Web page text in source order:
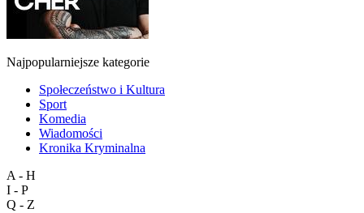
Najpopularniejsze kategorie
Społeczeństwo i Kultura
Sport
Komedia
Wiadomości
Kronika Kryminalna
A - H
I - P
Q - Z